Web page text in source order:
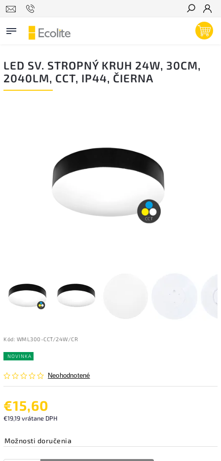
Hľadať
LED SV. STROPNÝ KRUH 24W, 30CM,
2040LM, CCT, IP44, ČIERNA
Kód: WML300-CCT/24W/CR
NOVINKA
Neohodnotené
€15,60
€19,19 vrátane DPH
Možnosti doručenia